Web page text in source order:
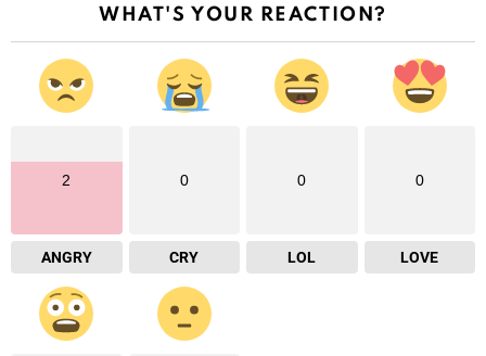
WHAT'S YOUR REACTION?
2
ANGRY
0
CRY
0
LOL
0
LOVE